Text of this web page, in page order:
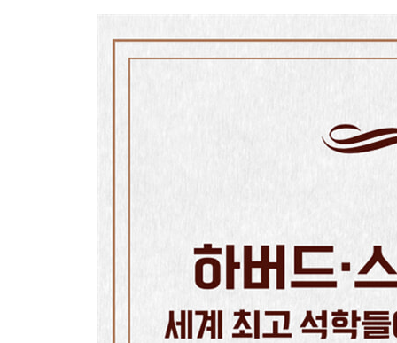
12 싸움 중재하기 ……… 싸움도 배움의 장이 될 수
13 감정 조절하는 법 가르치기 ……… 커뮤니케이
14 스마트폰 규칙 정하기 ……… 중독의 위험성으
17 발표력 키우기 ……… 말 잘하는 틀을 알려준다
18 모범을 보인다 ……… 부모도 아이와 함께 성장
19 좋아하는 것 찾기 ……… 기회가 없으면 찾을 수
20 관찰력 키우기 ……… 타고난 능력을 키워준다
21 열린 질문하기 ……… ‘WHY’ ‘HOW’ ‘IF’를 잘 활
22 생각할 계기 만들기 ……… 사고를 자극하는 말
23 실패를 성공의 어머니로 만들기 ……… 믿고 스